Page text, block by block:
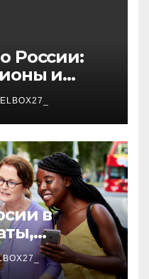
России:
и
в